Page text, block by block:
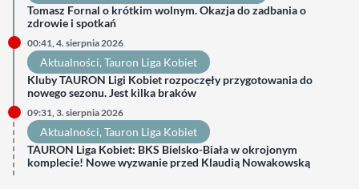
Tomasz Fornal o krótkim wolnym. Okazja do zadbania o
zdrowie i spotkań
00:41, 4. sierpnia 2026
Aktualności, Tauron Liga Kobiet
Kluby TAURON Ligi Kobiet rozpoczęły przygotowania do
nowego sezonu. Jest kilka braków
09:31, 3. sierpnia 2026
Aktualności, Tauron Liga Kobiet
TAURON Liga Kobiet: BKS Bielsko-Biała w okrojonym
komplecie! Nowe wyzwanie przed Klaudią Nowakowską